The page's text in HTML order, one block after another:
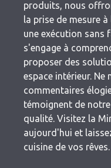
produits, nous
la prise de mesure
une exécution sans
s'engage à
proposer des
espace intérieur. Ne
commentaires
témoignent de
qualité. Visitez la
aujourd'hui et
cuisine de vos rêves.